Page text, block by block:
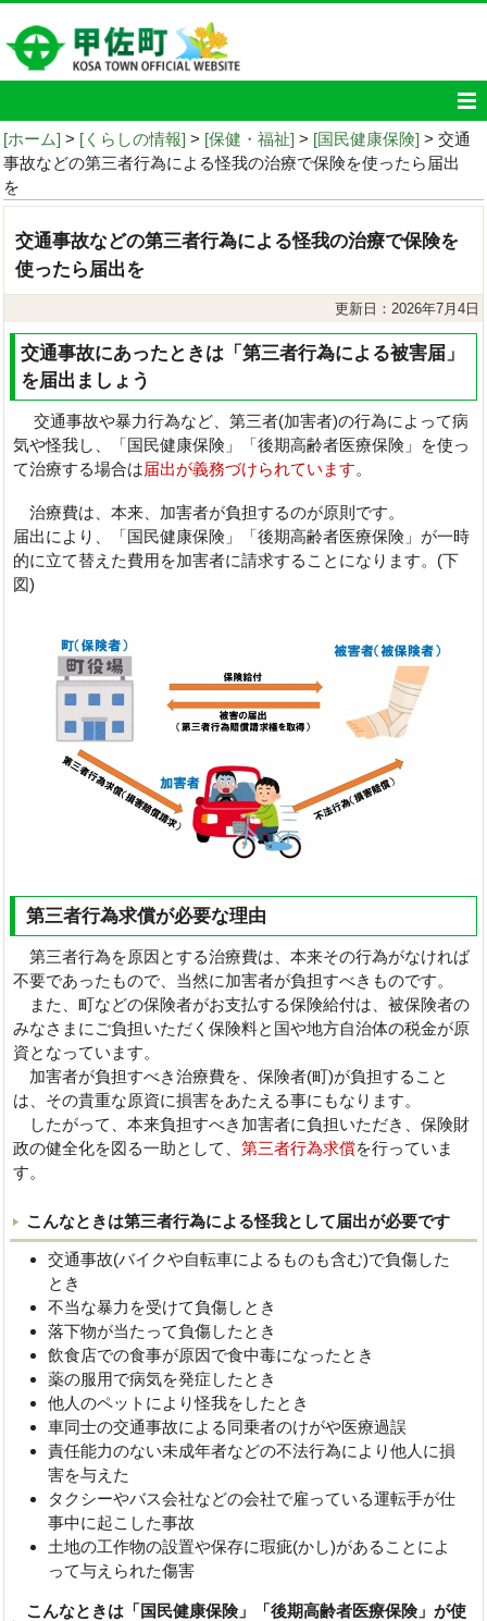
[ホーム] > [くらしの情報] > [保健・福祉] > [国民健康保険] > 交通
事故などの第三者行為による怪我の治療で保険を使ったら届出
を
交通事故などの第三者行為による怪我の治療で保険を
使ったら届出を
更新日：2026年7月4日
交通事故にあったときは「第三者行為による被害届」
を届出ましょう
交通事故や暴力行為など、第三者(加害者)の行為によって病
気や怪我し、「国民健康保険」「後期高齢者医療保険」を使っ
て治療する場合は届出が義務づけられています。
治療費は、本来、加害者が負担するのが原則です。
届出により、「国民健康保険」「後期高齢者医療保険」が一時
的に立て替えた費用を加害者に請求することになります。(下
図)
第三者行為求償が必要な理由
第三者行為を原因とする治療費は、本来その行為がなければ
不要であったもので、当然に加害者が負担すべきものです。
また、町などの保険者がお支払する保険給付は、被保険者の
みなさまにご負担いただく保険料と国や地方自治体の税金が原
資となっています。
加害者が負担すべき治療費を、保険者(町)が負担すること
は、その貴重な原資に損害をあたえる事にもなります。
したがって、本来負担すべき加害者に負担いただき、保険財
政の健全化を図る一助として、 第三者行為求償を行っていま
す。
こんなときは第三者行為による怪我として届出が必要です
交通事故(バイクや自転車によるものも含む)で負傷した
とき
不当な暴力を受けて負傷しとき
落下物が当たって負傷したとき
飲食店での食事が原因で食中毒になったとき
薬の服用で病気を発症したとき
他人のペットにより怪我をしたとき
車同士の交通事故による同乗者のけがや医療過誤
責任能力のない未成年者などの不法行為により他人に損
害を与えた
タクシーやバス会社などの会社で雇っている運転手が仕
事中に起こした事故
土地の工作物の設置や保存に瑕疵(かし)があることによ
って与えられた傷害
こんなときは「国民健康保険」「後期高齢者医療保険」が使